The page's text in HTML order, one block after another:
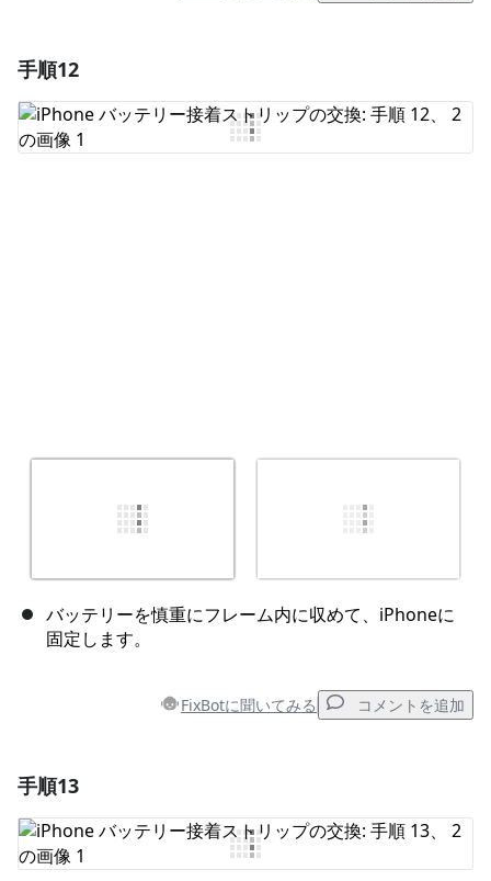
コメントを追加
手順12
バッテリーを慎重にフレーム内に収めて、iPhoneに
固定します。
FixBotに聞いてみる コメントを追加
コメントを追加
手順13